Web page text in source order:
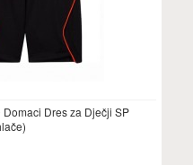
Dres za Dječji SP